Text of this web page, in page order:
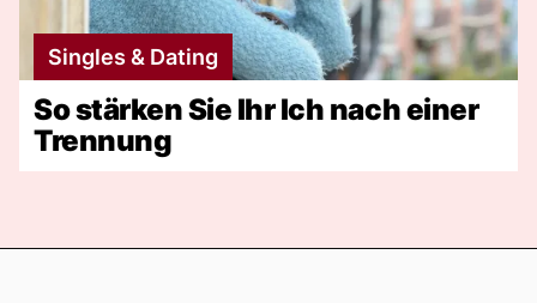
Singles & Dating
So stärken Sie Ihr Ich nach einer
Trennung